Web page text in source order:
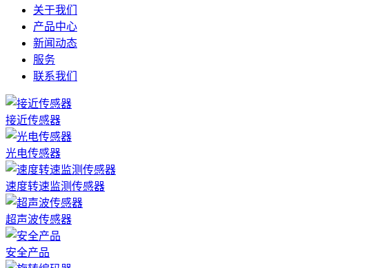
关于我们
产品中心
新闻动态
服务
联系我们
接近传感器
光电传感器
速度转速监测传感器
超声波传感器
安全产品